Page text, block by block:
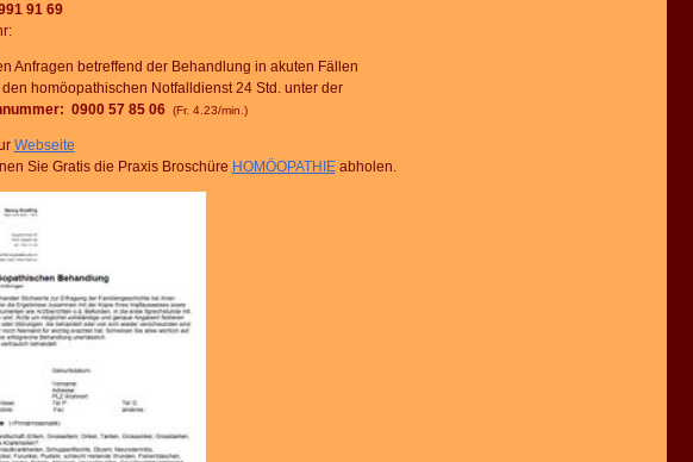
91 69
:
Anfragen betreffend der Behandlung in akuten Fällen
homöopathischen Notfalldienst 24 Std. unter der
0900 57 85 06 (Fr. 4.23/min.)
Webseite
Sie Gratis die Praxis Broschüre HOMÖOPATHIEabholen.